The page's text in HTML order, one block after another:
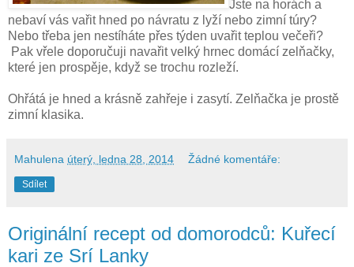
Jste na horách a
nebaví vás vařit hned po návratu z lyží nebo zimní túry?
Nebo třeba jen nestíháte přes týden uvařit teplou večeři?
Pak vřele doporučuji navařit velký hrnec domácí zelňačky,
které jen prospěje, když se trochu rozleží.
Ohřátá je hned a krásně zahřeje i zasytí. Zelňačka je prostě
zimní klasika.
Mahulena úterý, ledna 28, 2014 Žádné komentáře:
Sdílet
Originální recept od domorodců: Kuřecí
kari ze Srí Lanky